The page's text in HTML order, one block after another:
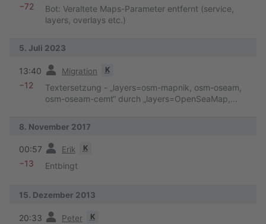
−72
Bot: Veraltete Maps-Parameter entfernt (service,
layers, overlays etc.)
5. Juli 2023
13:40 Migration K
−12
Textersetzung - „layers=osm-mapnik, osm-oseam,
osm-oseam-cemt“ durch „layers=OpenSeaMap,
8. November 2017
00:57 Erik K
−13 Entbingt
15. Dezember 2013
20:33 Peter K